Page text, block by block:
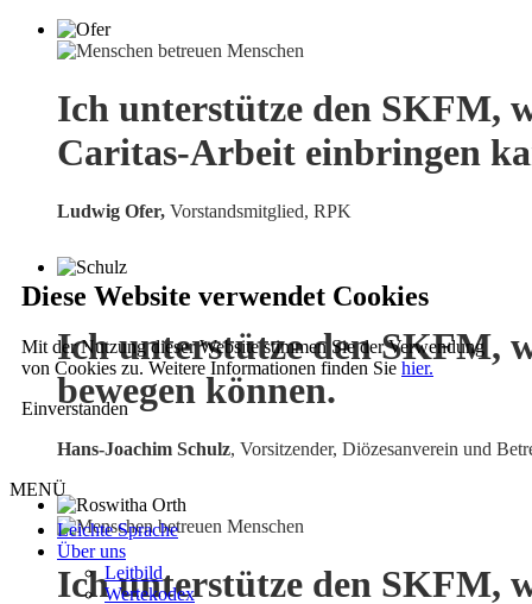
Ich unterstütze den SKFM,
Caritas-Arbeit einbringen
Ludwig Ofer, Vorstandsmitglied, RPK
Ich unterstütze den SKFM,
bewegen können.
Hans-Joachim Schulz, Vorsitzender, Diözesanverein und
Ich unterstütze den SKFM,
Diese Website verwendet Cookies
Mit der Nutzung dieser Website stimmen Sie der Verwendung
von Cookies zu. Weitere Informationen finden Sie hier.
Einverstanden
MENÜ
Leichte Sprache
Über uns
Leitbild
Wertekodex